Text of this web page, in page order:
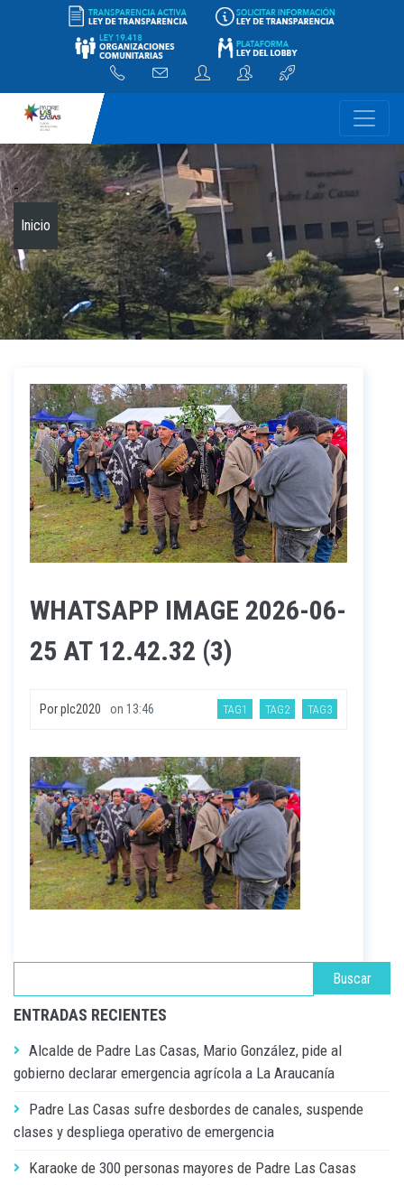
-
Inicio
WHATSAPP IMAGE 2026-06-
25 AT 12.42.32 (3)
Porplc2020 on 13:46 TAG1 TAG2 TAG3
ENTRADAS RECIENTES
Alcalde de Padre Las Casas, Mario González, pide al
gobierno declarar emergencia agrícola a La Araucanía
Padre Las Casas sufre desbordes de canales, suspende
clases y despliega operativo de emergencia
Karaoke de 300 personas mayores de Padre Las Casas